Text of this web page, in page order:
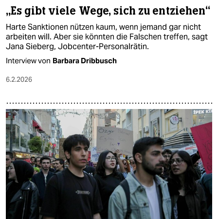
„Es gibt viele Wege, sich zu entziehen“
Harte Sanktionen nützen kaum, wenn jemand gar nicht
arbeiten will. Aber sie könnten die Falschen treffen, sagt
Jana Sieberg, Jobcenter-Personalrätin.
Interview von Barbara Dribbusch
6.2.2026